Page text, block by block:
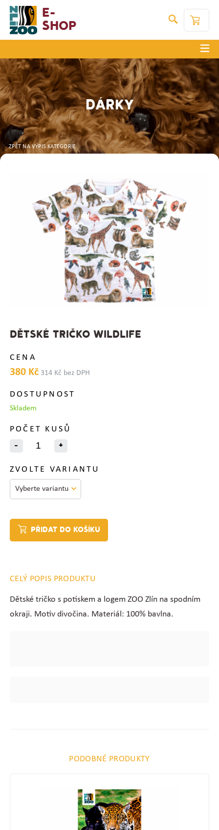
E-
Shop
DÁRKY
ZPĚT NA VÝPIS KATEGORIE
DĚTSKÉ TRIČKO WILDLIFE
CENA
380 Kč 314 Kč bez DPH
DOSTUPNOST
Skladem
POČET KUSŮ
-
+
ZVOLTE VARIANTU
PŘIDAT DO KOŠÍKU
CELÝ POPIS PRODUKTU
Dětské tričko s potiskem a logem ZOO Zlín na spodním
okraji. Motiv divočina. Materiál: 100% bavlna.
PODOBNÉ PRODUKTY